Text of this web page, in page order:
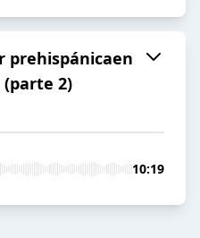
prehispánicaen
(parte 2)
10:19